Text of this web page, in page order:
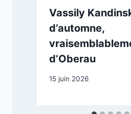
Vassily
d’automne,
d’Oberau
15 juin 2026